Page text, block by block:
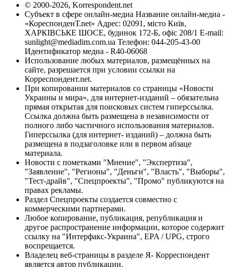
© 2000-2026, Korrespondent.net
Субъект в сфере онлайн-медиа Название онлайн-медиа -
«КореспонденТ.net» Адрес: 02091, місто Київ,
ХАРКІВСЬКЕ ШОСЕ, будинок 172-Б, офіс 208/1 E-mail:
sunlight@mediadim.com.ua Телефон: 044-205-43-00
Идентификатор медиа - R40-06068
Использование любых материалов, размещённых на
сайте, разрешается при условии ссылки на
Корреспондент.net.
При копировании материалов со страницы «Новости
Украины и мира», для интернет-изданий – обязательна
прямая открытая для поисковых систем гиперссылка.
Ссылка должна быть размещена в независимости от
полного либо частичного использования материалов.
Гиперссылка (для интернет- изданий) – должна быть
размещена в подзаголовке или в первом абзаце
материала.
Новости с пометками "Мнение", "Экспертиза",
"Заявление", "Регионы", "Деньги", "Власть", "Выборы",
"Тест-драйв", "Спецпроекты", "Промо" публикуются на
правах рекламы.
Раздел Спецпроекты создается совместно с
коммерческими партнерами.
Любое копирование, публикация, републикация и
другое распространение информации, которое содержит
ссылку на "Интерфакс-Украина", EPA / UPG, строго
воспрещается.
Владелец веб-страницы в разделе Я- Корреспондент
является автор публикации.